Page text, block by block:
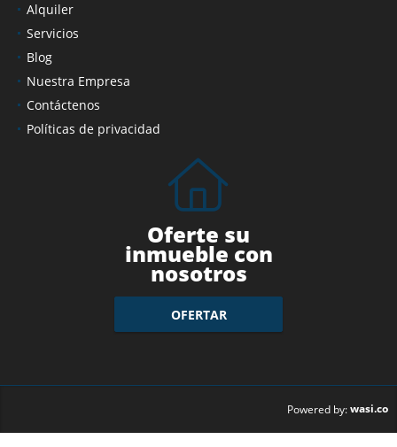
Alquiler
Servicios
Blog
Nuestra Empresa
Contáctenos
Políticas de privacidad
Oferte su
inmueble con
nosotros
OFERTAR
Powered by:wasi.co